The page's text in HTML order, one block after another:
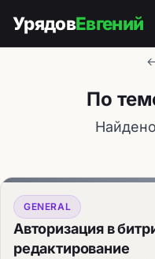
УрядовЕвгений
По
GENERAL
Авторизация в
редактирование